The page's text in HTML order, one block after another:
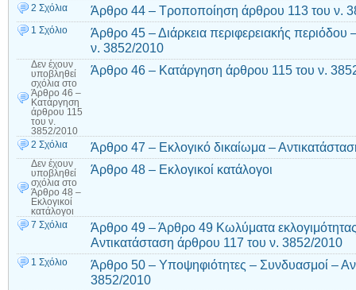
2 Σχόλια Άρθρο 44 – Τροποποίηση άρθρου 113 του ν.
1 Σχόλιο
Άρθρο 45 – Διάρκεια περιφερειακής περιόδου
ν. 3852/2010
Δεν έχουν
υποβληθεί
σχόλια στο
Άρθρο 46 –
Κατάργηση
άρθρου 115
του ν.
3852/2010
Άρθρο 46 – Κατάργηση άρθρου 115 του ν.
2 Σχόλια Άρθρο 47 – Εκλογικό δικαίωμα –
Δεν έχουν
υποβληθεί
σχόλια στο
Άρθρο 48 –
Εκλογικοί
κατάλογοι
Άρθρο 48 – Εκλογικοί κατάλογοι
7 Σχόλια
Άρθρο 49 – Άρθρο 49 Κωλύματα
Αντικατάσταση άρθρου 117 του ν. 3852/2010
1 Σχόλιο
Άρθρο 50 – Υποψηφιότητες – Συνδυασμοί –
3852/2010